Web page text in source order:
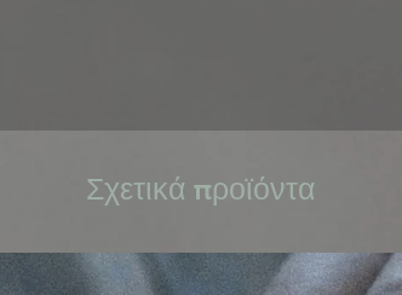
Σχετικά προϊόντα